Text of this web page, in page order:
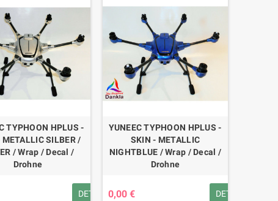
TYPHOON HPLUS -
METALLIC SILBER /
/ Wrap / Decal /
Drohne
DETAILS
YUNEEC TYPHOON HPLUS -
SKIN - METALLIC
NIGHTBLUE / Wrap / Decal /
Drohne
0,00 € DETAILS